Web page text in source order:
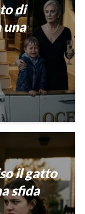
di
una
il gatto
sfida